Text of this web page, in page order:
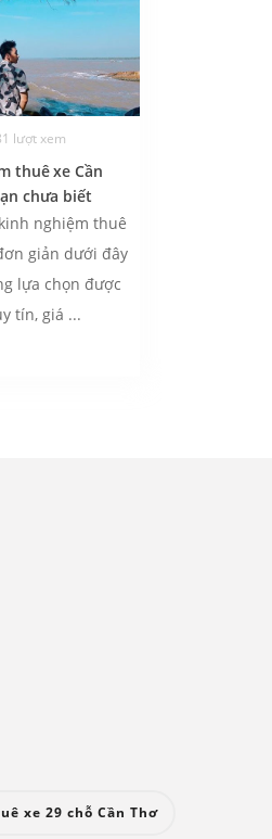
lượt xem
thuê xe Cần
chưa biết
nghiệm thuê
giản dưới đây
lựa chọn được
tín, giá ...
xe 29 chỗ Cần Thơ